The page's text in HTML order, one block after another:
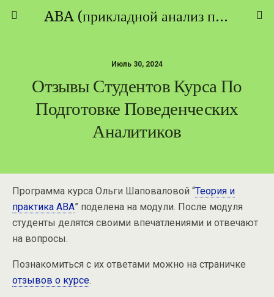
ABA (прикладной анализ поведения) - ТЕОРИЯ И ПРАКТИКА
Июль 30, 2024
Отзывы Студентов Курса По
Подготовке Поведенческих
Аналитиков
Программа курса Ольги Шаповаловой “Теория и
практика АВА” поделена на модули. После модуля
студенты делятся своими впечатлениями и отвечают
на вопросы.
Познакомиться с их ответами можно на страничке
отзывов о курсе.